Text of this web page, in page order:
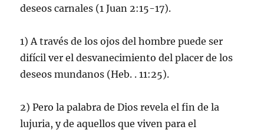
deseos carnales (1 Juan 2:15-17).
1) A través de los ojos del hombre puede ser
difícil ver el desvanecimiento del placer de los
deseos mundanos (Heb. . 11:25).
2) Pero la palabra de Dios revela el fin de la
lujuria, y de aquellos que viven para el